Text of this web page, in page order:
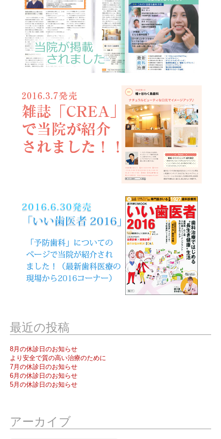
最近の投稿
8月の休診日のお知らせ
より安全で質の高い治療のために
7月の休診日のお知らせ
6月の休診日のお知らせ
5月の休診日のお知らせ
アーカイブ